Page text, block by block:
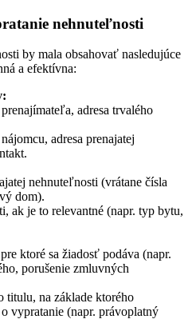
nehnuteľnosti
by mala obsahovať nasledujúce
a efektívna:
adresa trvalého
adresa prenajatej
nehnuteľnosti (vrátane čísla
dom).
ak je to relevantné (napr. typ bytu,
ktoré sa žiadosť podáva (napr.
porušenie zmluvných
titulu, na základe ktorého
vypratanie (napr. právoplatný